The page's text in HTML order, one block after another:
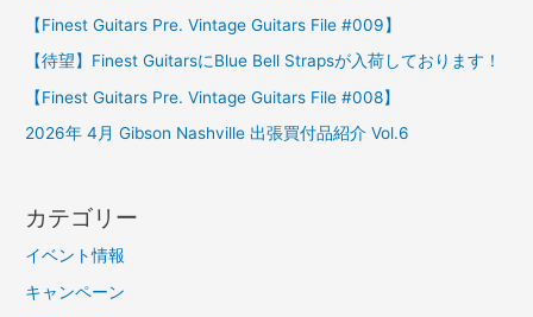
【Finest Guitars Pre. Vintage Guitars File #009】
【待望】Finest GuitarsにBlue Bell Strapsが入荷しております！
【Finest Guitars Pre. Vintage Guitars File #008】
2026年 4月 Gibson Nashville 出張買付品紹介 Vol.6
カテゴリー
イベント情報
キャンペーン